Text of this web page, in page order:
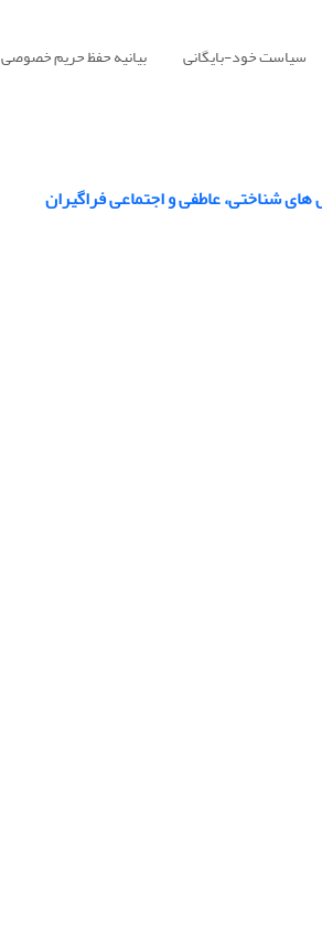
سیاست خود-بایگانی بیانیه حفظ حریم خصوصی
شناختی، عاطفی و اجتماعی فراگیران